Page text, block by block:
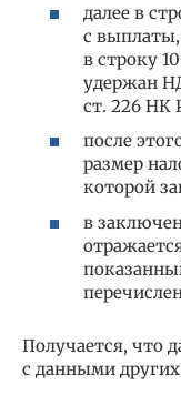
далее в
с
в строку
удержан
ст. 226 НК
после
размер
которой
в
Получается, что
с данными других